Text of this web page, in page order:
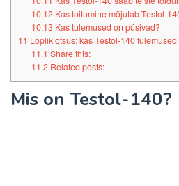
10.12Kas toitumine mõjutab Testol-
10.13Kas tulemused on püsivad?
11 Lõplik otsus: kas Testol-140
11.1 Share this:
11.2Related posts:
Mis on Testol-140?